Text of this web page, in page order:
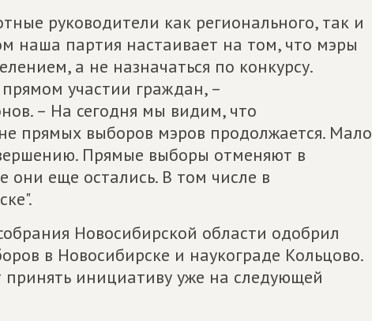
руководители как регионального, так и
наша партия настаивает на том, что мэры
а не назначаться по конкурсу.
участии граждан, –
– На сегодня мы видим, что
прямых выборов мэров продолжается. Мало
Прямые выборы отменяют в
они еще остались. В том числе в
Новосибирской области одобрил
в Новосибирске и наукограде Кольцово.
инициативу уже на следующей